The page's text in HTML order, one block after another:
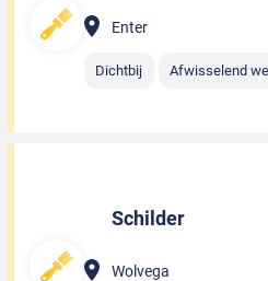
Enter
Dichtbij Afwisselend
Schilder
Wolvega